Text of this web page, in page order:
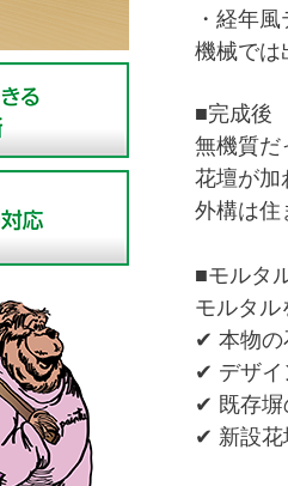
・ 経年風
機械では
■完成後
無機質だ
花壇が加
外構は住
■モルタ
モルタル
✔ 本物の
✔ デザイ
✔ 既存塀
✔ 新設花